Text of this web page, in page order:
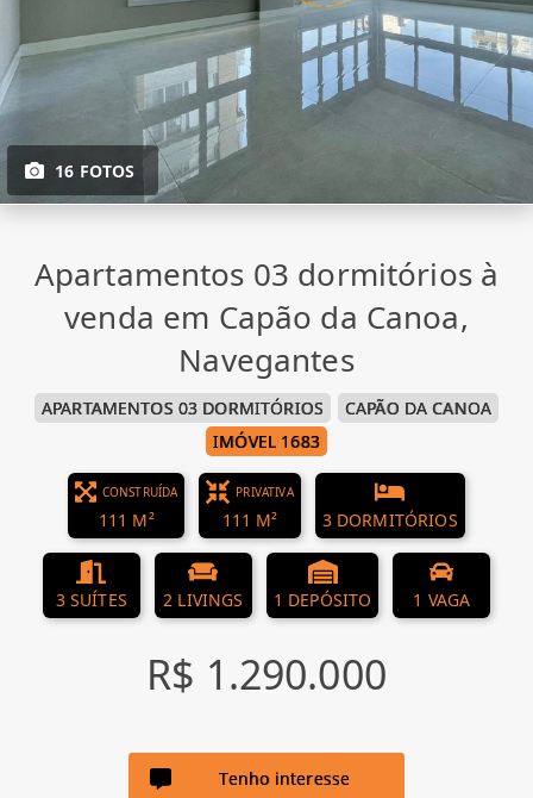
16 FOTOS
Apartamentos 03 dormitórios à
venda em Capão da Canoa,
Navegantes
APARTAMENTOS 03 DORMITÓRIOS
CAPÃO DA CANOA
IMÓVEL 1683
CONSTRUÍDA
111 M²
PRIVATIVA
111 M² 3 DORMITÓRIOS
3 SUÍTES 2 LIVINGS 1 DEPÓSITO 1 VAGA
R$ 1.290.000
Tenho interesse